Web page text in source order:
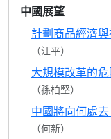
中國展望
計劃商品經濟
（汪平）
大規模改革的
（孫柏堅）
中國將向何處去
（何新）